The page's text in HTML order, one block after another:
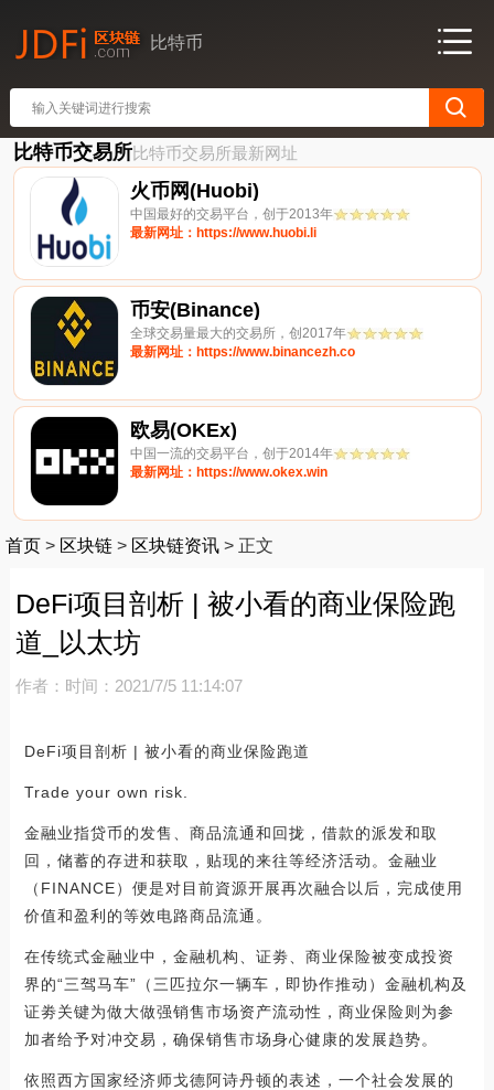
比特币
比特币交易所比特币交易所最新网址
火币网(Huobi)
中国最好的交易平台，创于2013年
最新网址：https://www.huobi.li
币安(Binance)
全球交易量最大的交易所，创2017年
最新网址：https://www.binancezh.co
欧易(OKEx)
中国一流的交易平台，创于2014年
最新网址：https://www.okex.win
首页 > 区块链 > 区块链资讯 > 正文
DeFi项目剖析 | 被小看的商业保险跑
道_以太坊
作者： 时间：2021/7/5 11:14:07
DeFi项目剖析 | 被小看的商业保险跑道
Trade your own risk.
金融业指贷币的发售、商品流通和回拢，借款的派发和取
回，储蓄的存进和获取，贴现的来往等经济活动。金融业
（FINANCE）便是对目前資源开展再次融合以后，完成使用
价值和盈利的等效电路商品流通。
在传统式金融业中，金融机构、证劵、商业保险被变成投资
界的“三驾马车”（三匹拉尔一辆车，即协作推动）金融机构及
证劵关键为做大做强销售市场资产流动性，商业保险则为参
加者给予对冲交易，确保销售市场身心健康的发展趋势。
依照西方国家经济师戈德阿诗丹顿的表述，一个社会发展的